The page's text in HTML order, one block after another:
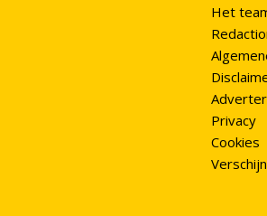
Het
Privacy
Cookies